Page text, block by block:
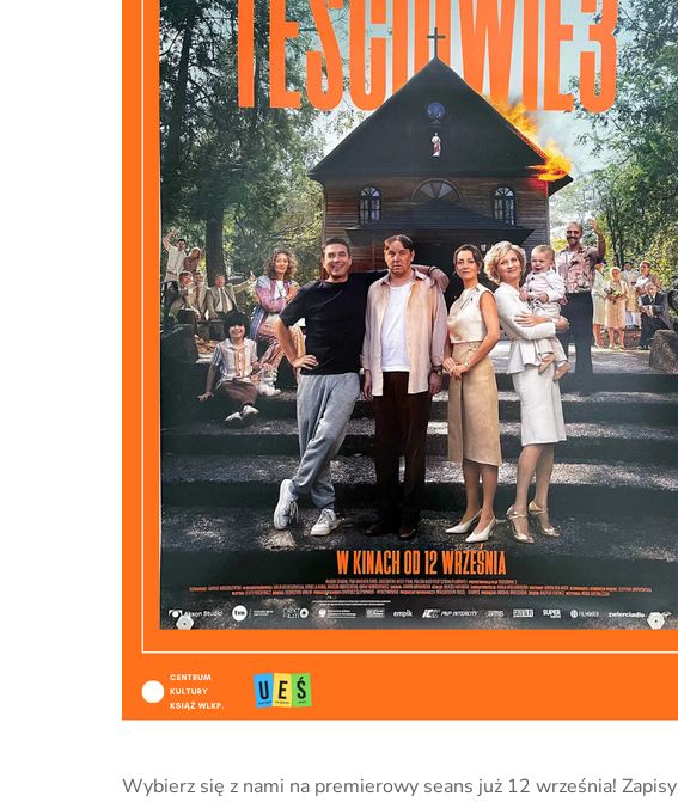
Wybierz się z nami na premierowy seans już 12 września!